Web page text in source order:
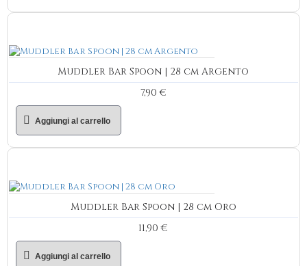
Muddler Bar Spoon | 28 cm Argento
7,90 €
Aggiungi al carrello
Muddler Bar Spoon | 28 cm Oro
11,90 €
Aggiungi al carrello